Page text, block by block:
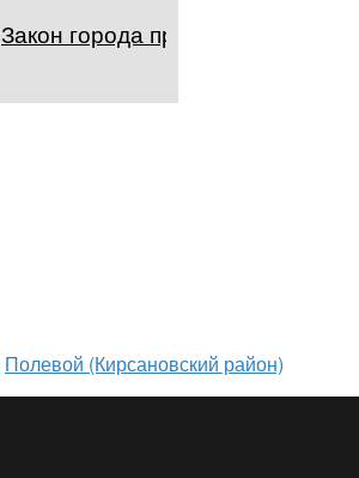
Закон города примата
Полевой (Кирсановский район)